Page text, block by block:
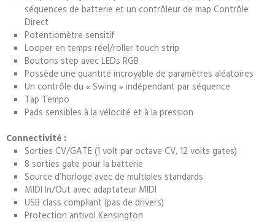
séquences de batterie et un contrôleur de map Contrôle
Direct
Potentiomètre sensitif
Looper en temps réel/roller touch strip
Boutons step avec LEDs RGB
Possède une quantité incroyable de paramètres aléatoires
Un contrôle du « Swing » indépendant par séquence
Tap Tempo
Pads sensibles à la vélocité et à la pression
Connectivité :
Sorties CV/GATE (1 volt par octave CV, 12 volts gates)
8 sorties gate pour la batterie
Source d’horloge avec de multiples standards
MIDI In/Out avec adaptateur MIDI
USB class compliant (pas de drivers)
Protection antivol Kensington